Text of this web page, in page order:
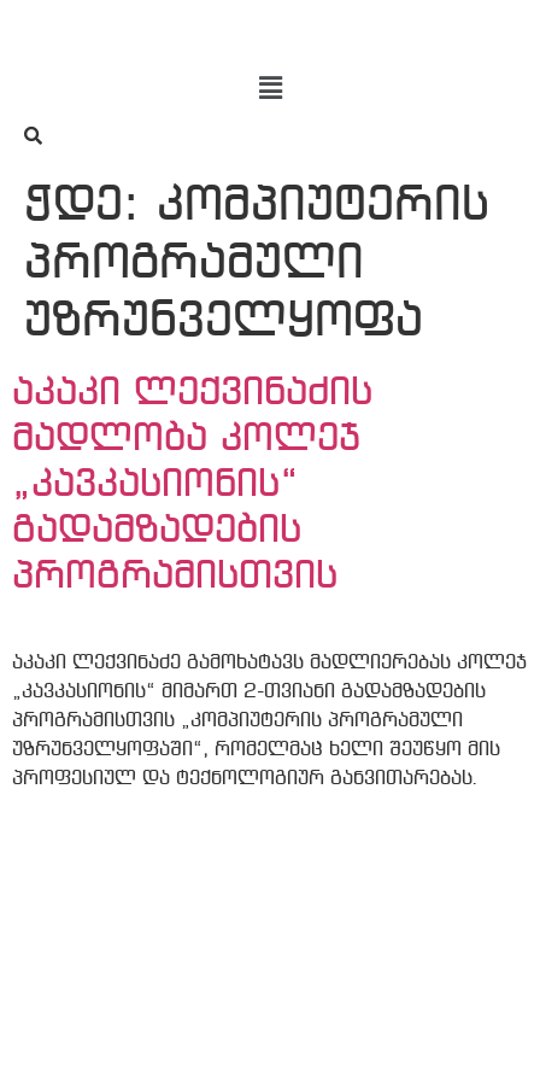
ჭდე: კომპიუტერის
პროგრამული
უზრუნველყოფა
აკაკი ლექვინაძის
მადლობა კოლეჯ
„კავკასიონის“
გადამზადების
პროგრამისთვის
აკაკი ლექვინაძე გამოხატავს მადლიერებას კოლეჯ
„კავკასიონის“ მიმართ 2-თვიანი გადამზადების
პროგრამისთვის „კომპიუტერის პროგრამული
უზრუნველყოფაში“, რომელმაც ხელი შეუწყო მის
პროფესიულ და ტექნოლოგიურ განვითარებას.